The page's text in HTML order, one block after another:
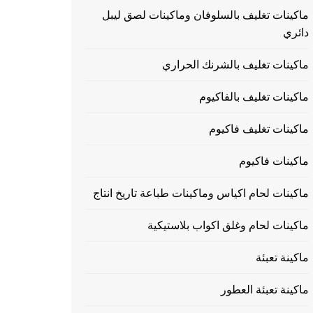
ماكينات تغليف بالسلوفان وماكينات لصق ليبل
دائري
ماكينات تغليف بالشرنك الحراري
ماكينات تغليف بالفاكيوم
ماكينات تغليف فاكيوم
ماكينات فاكيوم
ماكينات لحام اكياس وماكينات طباعة تاريخ انتاج
ماكينات لحام وغلق اكواب بلاستيكية
ماكينة تعبئة
ماكينة تعبئة العطور